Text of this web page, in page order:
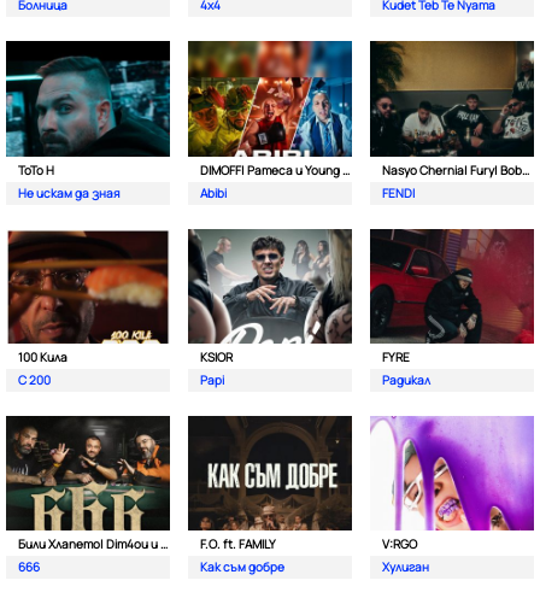
Болница
4x4
Kudet Teb Te Nyama
ToTo H
Не искам да зная
DIMOFF| Pameca и Young BB Young
Abibi
Nasyo Chernia| Fury| Bobo Armani| & N.A.S.I.
FENDI
100 Кила
С 200
KSIOR
Papi
FYRE
Радикал
Били Хлапето| Dim4ou и Garjoka
666
F.O. ft. FAMILY
Как съм добре
V:RGO
Хулиган